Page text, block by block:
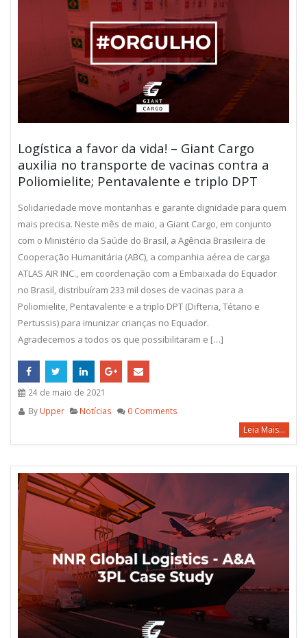
Logística a favor da vida! – Giant Cargo
auxilia no transporte de vacinas contra a
Poliomielite; Pentavalente e triplo DPT
Solidariedade move montanhas e garante dignidade para quem
mais precisa. Neste mês de maio, a Giant Cargo, em conjunto
com o Ministério da Saúde do Brasil, a Agência Brasileira de
Cooperação Humanitária (ABC), a companhia aérea de carga
ATLAS AIR INC., em coordenação com a Embaixada do Equador
no Brasil, distribuíram 233 mil doses de vacinas para a
Poliomielite, Pentavalente e a triplo DPT (Difteria, Tétano e
Pertussis) para imunizar crianças no Equador.
Agradecemos a todos os que possibilitaram e […]
24 de maio de 2021
By Upper Notícias 0 Comments
Leia Mais...